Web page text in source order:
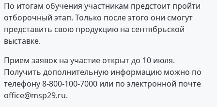
По итогам обучения участникам предстоит пройти
отборочный этап. Только после этого они смогут
представить свою продукцию на сентябрьской
выставке.
Прием заявок на участие открыт до 10 июля.
Получить дополнительную информацию можно по
телефону 8-800-100-7000 или по электронной почте
office@msp29.ru.